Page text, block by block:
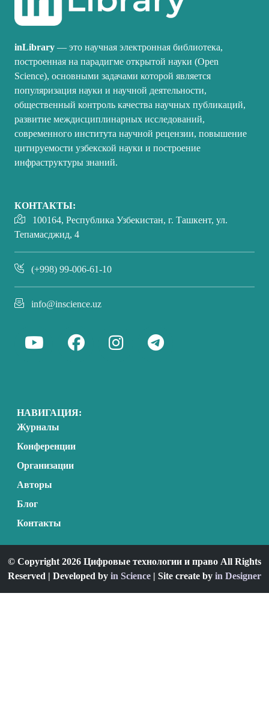
inLibrary — это научная электронная библиотека,
построенная на парадигме открытой науки (Open
Science), основными задачами которой является
популяризация науки и научной деятельности,
общественный контроль качества научных публикаций,
развитие междисциплинарных исследований,
современного института научной рецензии, повышение
цитируемости узбекской науки и построение
инфраструктуры знаний.
КОНТАКТЫ:
100164, Республика Узбекистан, г. Ташкент, ул.
Тепамасджид, 4
(+998) 99-006-61-10
info@inscience.uz
НАВИГАЦИЯ:
Журналы
Конференции
Организации
Авторы
Блог
Контакты
© Copyright 2026 Цифровые технологии и право All Rights
Reserved | Developed by in Science | Site create by in Designer